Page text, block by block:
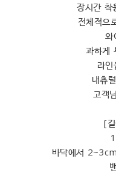
장시간 착
전체적으
와
과하게
라
내츄
고객
[
바닥에서